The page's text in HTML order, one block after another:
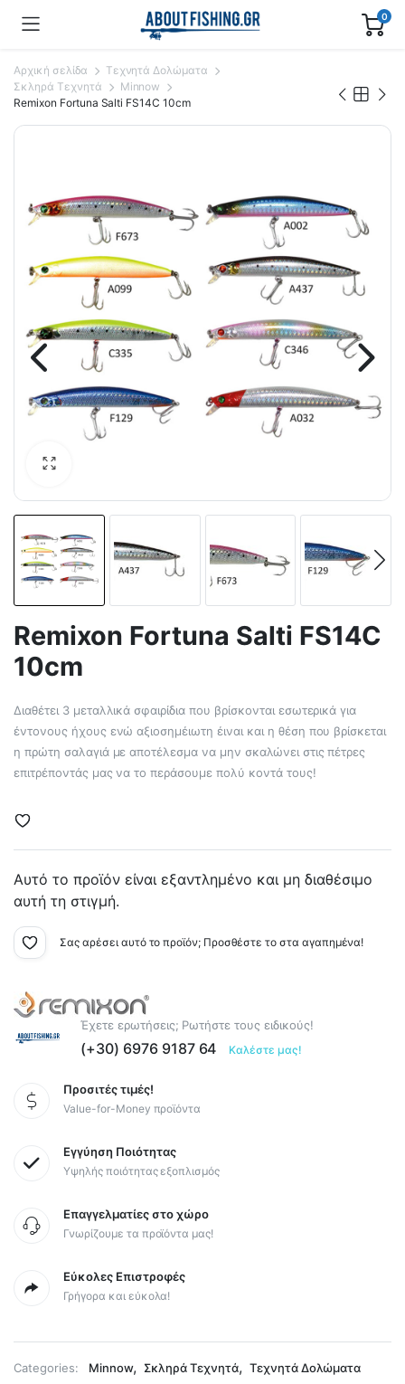
0
Αρχική σελίδα
Τεχνητά Δολώματα
Σκληρά Τεχνητά
Minnow
Remixon Fortuna Salti FS14C 10cm
Remixon Fortuna Salti FS14C
10cm
Διαθέτει 3 μεταλλικά σφαιρίδια που βρίσκονται εσωτερικά για
έντονους ήχους ενώ αξιοσημέιωτη έιναι και η θέση που βρίσκεται
η πρώτη σαλαγιά με αποτέλεσμα να μην σκαλώνει στις πέτρες
επιτρέποντάς μας να το περάσουμε πολύ κοντά τους!
Αυτό το προϊόν είναι εξαντλημένο και μη διαθέσιμο
αυτή τη στιγμή.
Σας αρέσει αυτό το προϊόν; Προσθέστε το στα αγαπημένα!
Έχετε ερωτήσεις; Ρωτήστε τους ειδικούς!
(+30) 6976 9187 64 Καλέστε μας!
Προσιτές τιμές!
Value-for-Money προϊόντα
Εγγύηση Ποιότητας
Υψηλής ποιότητας εξοπλισμός
Επαγγελματίες στο χώρο
Γνωρίζουμε τα προϊόντα μας!
Εύκολες Επιστροφές
Γρήγορα και εύκολα!
Categories: Minnow, Σκληρά Τεχνητά, Τεχνητά Δολώματα